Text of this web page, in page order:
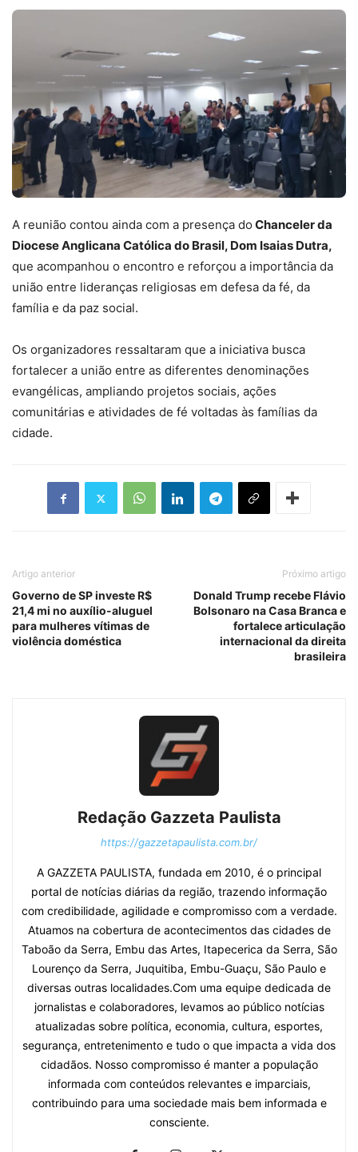
A reunião contou ainda com a presença do Chanceler da
Diocese Anglicana Católica do Brasil, Dom Isaias Dutra,
que acompanhou o encontro e reforçou a importância da
união entre lideranças religiosas em defesa da fé, da
família e da paz social.
Os organizadores ressaltaram que a iniciativa busca
fortalecer a união entre as diferentes denominações
evangélicas, ampliando projetos sociais, ações
comunitárias e atividades de fé voltadas às famílias da
cidade.
Artigo anterior
Governo de SP investe R$
21,4 mi no auxílio-aluguel
para mulheres vítimas de
violência doméstica
Próximo artigo
Donald Trump recebe Flávio
Bolsonaro na Casa Branca e
fortalece articulação
internacional da direita
brasileira
Redação Gazzeta Paulista
https://gazzetapaulista.com.br/
A GAZZETA PAULISTA, fundada em 2010, é o principal
portal de notícias diárias da região, trazendo informação
com credibilidade, agilidade e compromisso com a verdade.
Atuamos na cobertura de acontecimentos das cidades de
Taboão da Serra, Embu das Artes, Itapecerica da Serra, São
Lourenço da Serra, Juquitiba, Embu-Guaçu, São Paulo e
diversas outras localidades.Com uma equipe dedicada de
jornalistas e colaboradores, levamos ao público notícias
atualizadas sobre política, economia, cultura, esportes,
segurança, entretenimento e tudo o que impacta a vida dos
cidadãos. Nosso compromisso é manter a população
informada com conteúdos relevantes e imparciais,
contribuindo para uma sociedade mais bem informada e
consciente.